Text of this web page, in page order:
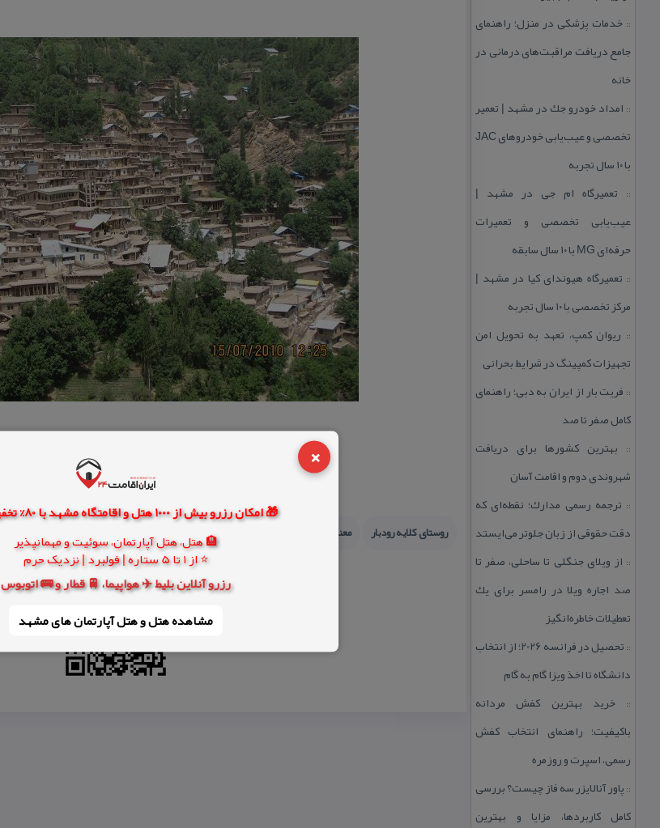
×
🎁 امکان رزرو بیش از 1000 هتل و اقامتگاه مشهد با 80% تخفیف واقعی
🏨 هتل، هتل آپارتمان، سوئیت و مهمانپذیر
⭐ از 1 تا 5 ستاره | فولبرد | نزدیک حرم
رزرو آنلاین بلیط ✈️ هواپیما، 🚆 قطار و 🚌 اتوبوس
مشاهده هتل و هتل‌ آپارتمان های مشهد
:: خدمات پزشكی در منزل؛ راهنمای
جامع دریافت مراقبت‌های درمانی در
خانه
:: امداد خودرو جك در مشهد | تعمیر
تخصصی و عیب‌یابی خودروهای JAC
با ۱۰ سال تجربه
:: تعمیرگاه ام جی در مشهد |
عیب‌یابی تخصصی و تعمیرات
حرفه‌ای MG با ۱۰ سال سابقه
:: تعمیرگاه هیوندای كیا در مشهد |
مركز تخصصی با ۱۰ سال تجربه
:: ریوان كمپ، تعهد به تحویل امن
تجهیزات كمپینگ در شرایط بحرانی
:: فریت بار از ایران به دبی؛ راهنمای
كامل صفر تا صد
:: بهترین كشورها برای دریافت
شهروندی دوم و اقامت آسان
:: ترجمه رسمی مدارك؛ نقطه‌ای كه
دقت حقوقی از زبان جلوتر می‌ایستد
:: از ویلای جنگلی تا ساحلی، صفر تا
صد اجاره ویلا در رامسر برای یك
تعطیلات خاطره‌انگیز
::
تحصیل در فرانسه 2026؛ از انتخاب
دانشگاه تا اخذ ویزا گام به گام
::خرید بهترین كفش مردانه
باكیفیت؛ راهنمای انتخاب كفش
رسمی، اسپرت و روزمره
:: پاور آنالایزر سه فاز چیست؟ بررسی
كامل كاربردها، مزایا و بهترین
روستای كلایه رودبار معنی كلایه